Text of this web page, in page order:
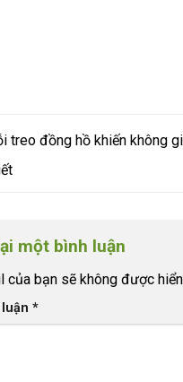
treo đồng hồ khiến không
một bình luận
của bạn sẽ không được
luận*